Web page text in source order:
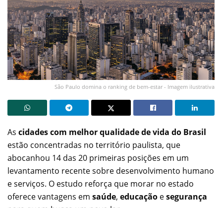
São Paulo domina o ranking de bem-estar - Imagem ilustrativa
As cidades com melhor qualidade de vida do Brasil
estão concentradas no território paulista, que
abocanhou 14 das 20 primeiras posições em um
levantamento recente sobre desenvolvimento humano
e serviços. O estudo reforça que morar no estado
oferece vantagens em saúde, educação esegurança